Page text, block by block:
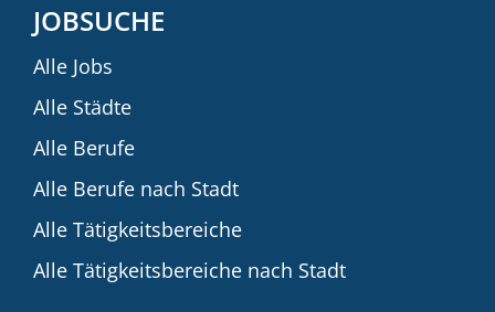
JOBSUCHE
Alle Jobs
Alle Städte
Alle Berufe
Alle Berufe nach Stadt
Alle Tätigkeitsbereiche
Alle Tätigkeitsbereiche nach Stadt